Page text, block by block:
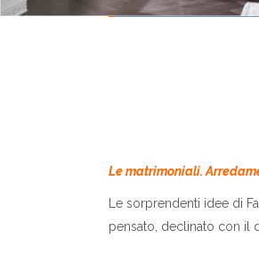
Le matrimoniali.
Le sorprendenti idee di
pensato, declinato con il